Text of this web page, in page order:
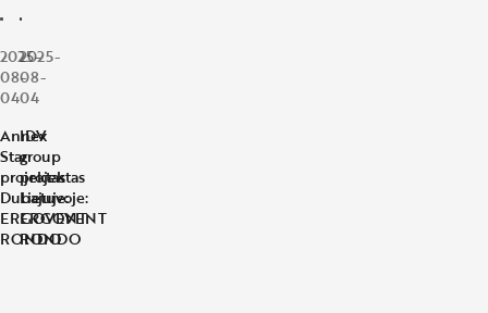
2025-
08-
04
Annex
Star
projektas
Dubajuje:
ERGOVENT
RONDO
2025-
08-
04
IDV
group
projektas
Lietuvoje:
ERGOVENT
RONDO